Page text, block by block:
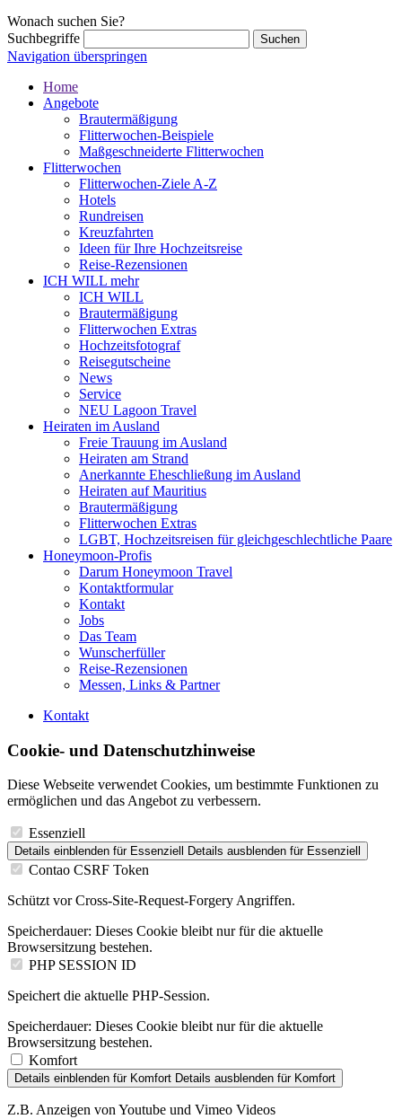
Wonach suchen Sie?
Suchbegriffe
Navigation überspringen
Home
Angebote
Brautermäßigung
Flitterwochen-Beispiele
Maßgeschneiderte Flitterwochen
Flitterwochen
Flitterwochen-Ziele A-Z
Hotels
Rundreisen
Kreuzfahrten
Ideen für Ihre Hochzeitsreise
Reise-Rezensionen
ICH WILL mehr
ICH WILL
Brautermäßigung
Flitterwochen Extras
Hochzeitsfotograf
Reisegutscheine
News
Service
NEU Lagoon Travel
Heiraten im Ausland
Freie Trauung im Ausland
Heiraten am Strand
Anerkannte Eheschließung im Ausland
Heiraten auf Mauritius
Brautermäßigung
Flitterwochen Extras
LGBT, Hochzeitsreisen für gleichgeschlechtliche Paare
Honeymoon-Profis
Darum Honeymoon Travel
Kontaktformular
Kontakt
Jobs
Das Team
Wunscherfüller
Reise-Rezensionen
Messen, Links & Partner
Kontakt
Cookie- und Datenschutzhinweise
Diese Webseite verwendet Cookies, um bestimmte Funktionen zu
ermöglichen und das Angebot zu verbessern.
Essenziell
Details einblenden für Essenziell Details ausblenden für Essenziell
Contao CSRF Token
Schützt vor Cross-Site-Request-Forgery Angriffen.
Speicherdauer: Dieses Cookie bleibt nur für die aktuelle
Browsersitzung bestehen.
PHP SESSION ID
Speichert die aktuelle PHP-Session.
Speicherdauer: Dieses Cookie bleibt nur für die aktuelle
Browsersitzung bestehen.
Komfort
Details einblenden für Komfort Details ausblenden für Komfort
Z.B. Anzeigen von Youtube und Vimeo Videos